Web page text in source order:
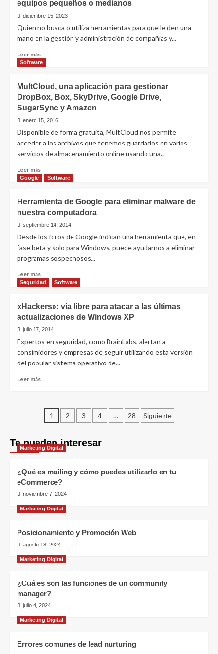
equipos pequeños o medianos
diciembre 15, 2023
Quien no busca o utiliza herramientas para que le den una
mano en la gestión y administración de compañías y...
Leer más
más
buena
herramienta
para
administrar
pequeños
o
medianos
Software
MultCloud, una aplicación para gestionar
DropBox, Box, SkyDrive, Google Drive,
SugarSync y Amazon
enero 15, 2016
Disponible de forma gratuita, MultCloud nos permite
acceder a los archivos que tenemos guardados en varios
servicios de almacenamiento online usando una...
Leer más
más
una
aplicación
para
gestionar
Box,
SkyDrive,
Drive,
SugarSync
Amazon
Google Software
Herramienta de Google para eliminar malware de
nuestra computadora
septiembre 14, 2014
Desde los foros de Google indican una herramienta que, en
fase beta y solo para Windows, puede ayudarnos a eliminar
programas sospechosos...
Leer más
más
de
Google
para
de
nuestra
Seguridad Software
«Hackers»: vía libre para atacar a las últimas
actualizaciones de Windows XP
julio 17, 2014
Expertos en seguridad, como BrainLabs, alertan a
consimidores y empresas de seguir utilizando esta versión
del popular sistema operativo de...
Leer más
libre
atacar
a
últimas
actualizaciones
Windows
XP
Paginación
entradas
1 2 3 4 … 28 Siguiente
Te pueden interesar
Marketing Digital
¿Qué es mailing y cómo puedes utilizarlo en tu
eCommerce?
noviembre 7, 2024
Marketing Digital
Posicionamiento y Promoción Web
agosto 18, 2024
Marketing Digital
¿Cuáles son las funciones de un community
manager?
julio 4, 2024
Marketing Digital
Errores comunes de lead nurturing